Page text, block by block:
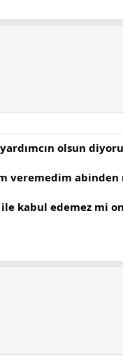
olsun
veremedim
kabul edemez mi